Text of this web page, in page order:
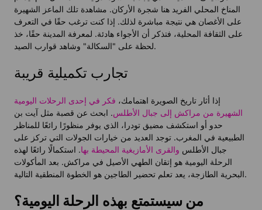
المناخ المحلي الفريد هنا شجرة الأركان. مشاهدة تلك الماعز الشهيرة
على الأغصان هي نتيجة مباشرة لذلك. إذا كنت ترغب حقًا في التعرف
على الثقافة المحلية، فتذكر أن الأجواء هادئة. لمعرفة المدينة حقًا، خذ
لحظة على "السكالة" وشاهد قوارب الصيد.
تجارب تكميلية قريبة
إذا أثار تاريخ الصويرة اهتمامك، فكر في إحدى الرحلات اليومية
الشهيرة من مراكش إلى جبال الأطلس. ابحث عن قصبة مثل آيت بن
حدو أو استكشف مضيق تودرا، الذي يوفر منظورًا رائعًا للمناظر
الطبيعية في المغرب. توجد العديد من خيارات الجولات التي تركز على
جبال الأطلس والقرى الأمازيغية المحيطة بها. استكمالًا رائعًا لهذه
الرحلة اليومية هو إتقان الطهي الأصيل في مراكش. بعد المأكولات
البحرية الطازجة، يعد تعلم تحضير الطاجين هو الخطوة المنطقية التالية.
من سيستمتع بهذه الرحلة اليومية؟